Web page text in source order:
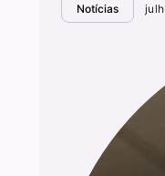
Notícias